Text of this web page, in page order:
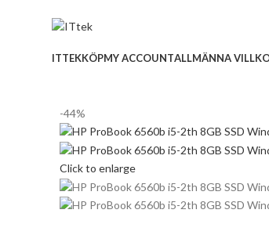
ITTEKKÖPMY ACCOUNTALLMÄNNA
-44%
Click to enlarge